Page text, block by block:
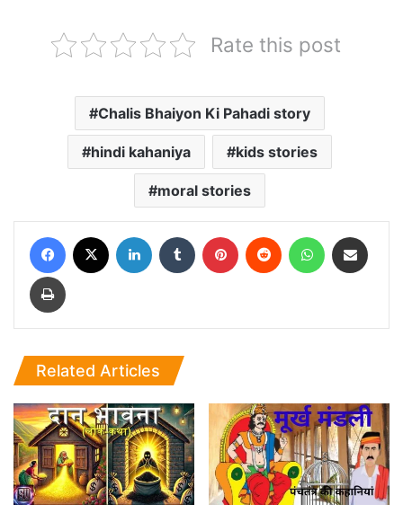
Rate this post
Chalis Bhaiyon Ki Pahadi story
hindi kahaniya kids stories
moral stories
Facebook LinkedIn Tumblr Pinterest Reddit WhatsApp
Print
Related Articles